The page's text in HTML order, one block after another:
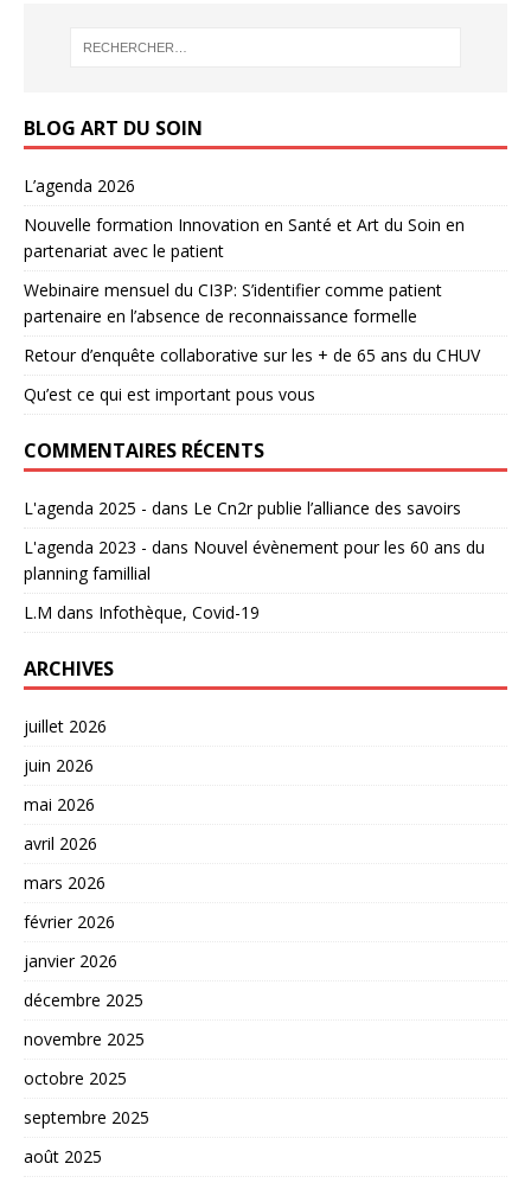
BLOG ART DU SOIN
L’agenda 2026
Nouvelle formation Innovation en Santé et Art du Soin en
partenariat avec le patient
Webinaire mensuel du CI3P: S’identifier comme patient
partenaire en l’absence de reconnaissance formelle
Retour d’enquête collaborative sur les + de 65 ans du CHUV
Qu’est ce qui est important pous vous
COMMENTAIRES RÉCENTS
L'agenda 2025 - dans Le Cn2r publie l’alliance des savoirs
L'agenda 2023 - dans Nouvel évènement pour les 60 ans du
planning famillial
L.M dans Infothèque, Covid-19
ARCHIVES
juillet 2026
juin 2026
mai 2026
avril 2026
mars 2026
février 2026
janvier 2026
décembre 2025
novembre 2025
octobre 2025
septembre 2025
août 2025